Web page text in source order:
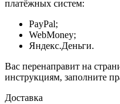
платёжных систем:
PayPal;
WebMoney;
Яндекс.Деньги.
Вас перенаправит на
инструкциям, заполните
Доставка